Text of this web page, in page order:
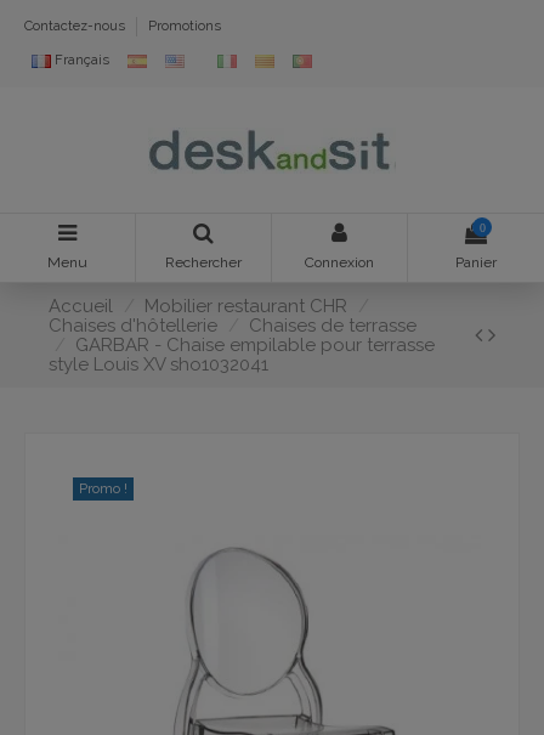
Contactez-nous Promotions
Français
Menu Rechercher Connexion
0
Panier
Accueil
Mobilier restaurant CHR
Chaises d'hôtellerie
Chaises de terrasse
GARBAR - Chaise empilable pour terrasse
style Louis XV sho1032041
Promo !